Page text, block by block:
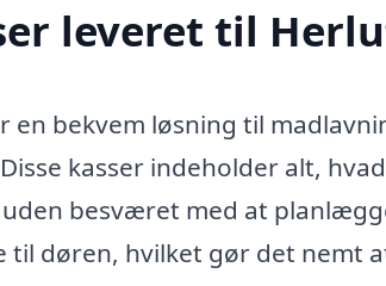
leveret til
en bekvem løsning til
kasser indeholder alt,
besværet med at
til døren, hvilket gør det nemt